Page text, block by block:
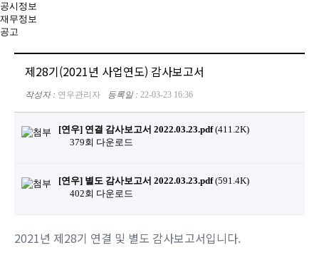
공시정보
재무정보
공고
제28기(2021년 사업연도) 감사보고서
작성자 : 연우관리자 등록일 : 22-03-23 16:36
[연우] 연결 감사보고서 2022.03.23.pdf(411.2K)
379회 다운로드
[연우] 별도 감사보고서 2022.03.23.pdf(591.4K)
402회 다운로드
2021년 제28기 연결 및 별도 감사보고서입니다.